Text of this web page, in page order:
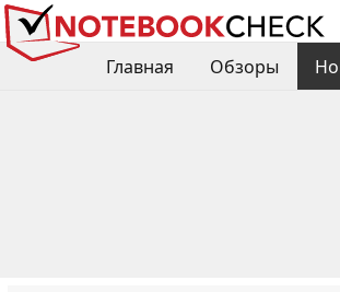
Главная Обзоры